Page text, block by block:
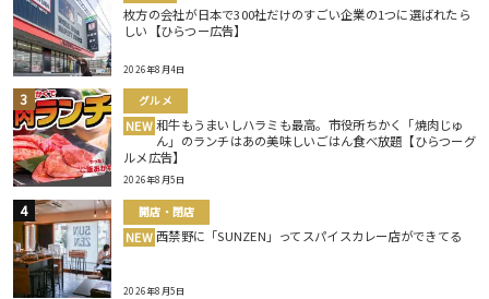
枚方の会社が日本で300社だけのすごい企業の1つに選ばれたら
しい【ひらつー広告】
2026年8月4日
グルメ
NEW 和牛もうまいしハラミも最高。市役所ちかく「焼肉じゅ
ん」のランチはあの美味しいごはん食べ放題【ひらつーグ
ルメ広告】
2026年8月5日
開店・閉店
NEW 西禁野に「SUNZEN」ってスパイスカレー店ができてる
2026年8月5日